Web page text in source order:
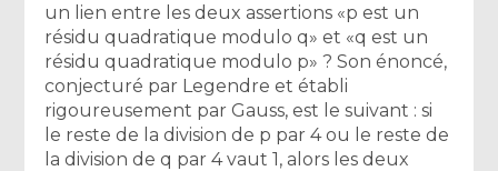
un lien entre les deux assertions «p est un
résidu quadratique modulo q» et «q est un
résidu quadratique modulo p» ? Son énoncé,
conjecturé par Legendre et établi
rigoureusement par Gauss, est le suivant : si
le reste de la division de p par 4 ou le reste de
la division de q par 4 vaut 1, alors les deux